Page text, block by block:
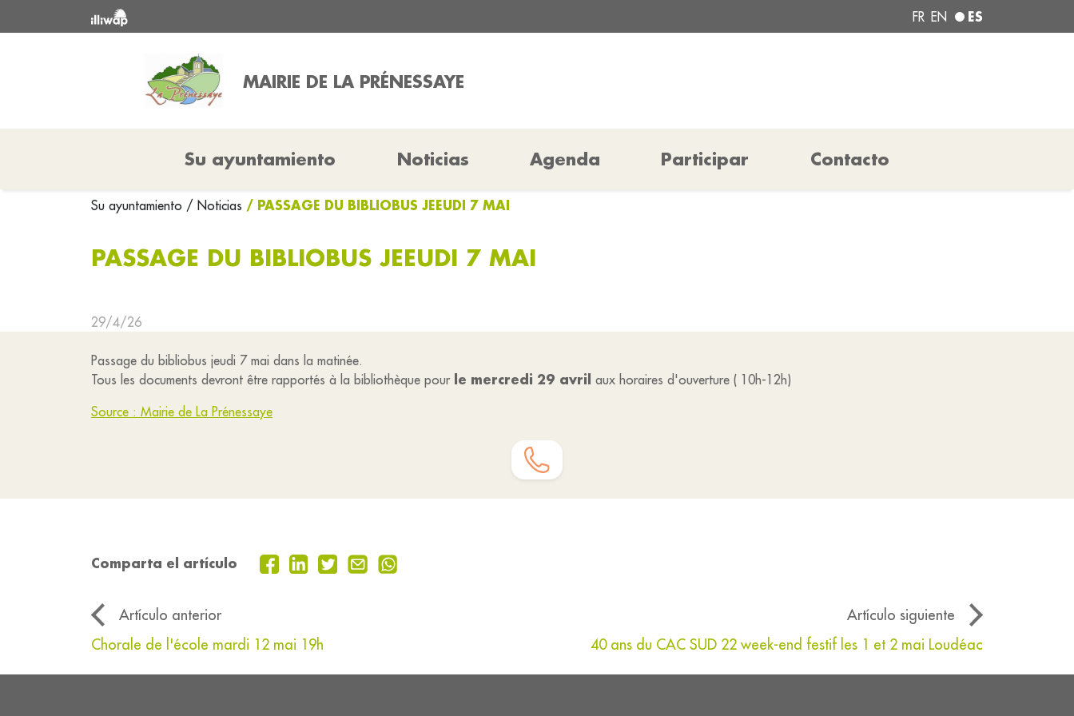
FR EN ES
MAIRIE DE LA PRÉNESSAYE
Su ayuntamiento Noticias Agenda Participar Contacto
Su ayuntamiento / Noticias / PASSAGE DU BIBLIOBUS JEEUDI 7 MAI
PASSAGE DU BIBLIOBUS JEEUDI 7 MAI
29/4/26
Passage du bibliobus jeudi 7 mai dans la matinée.
Tous les documents devront être rapportés à la bibliothèque pour le mercredi 29 avril aux horaires d'ouverture ( 10h-12h)
Source : Mairie de La Prénessaye
Comparta el artículo
Artículo anterior
Artículo siguiente
Chorale de l'école mardi 12 mai 19h
40 ans du CAC SUD 22 week-end festif les 1 et 2 mai Loudéac